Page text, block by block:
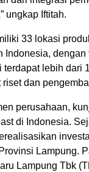
ungkap Iftitah.
33 lokasi
Indonesia,
lebih dari
dan
perusahaan,
di Indonesia.
Lampung.
Lampung Tbk